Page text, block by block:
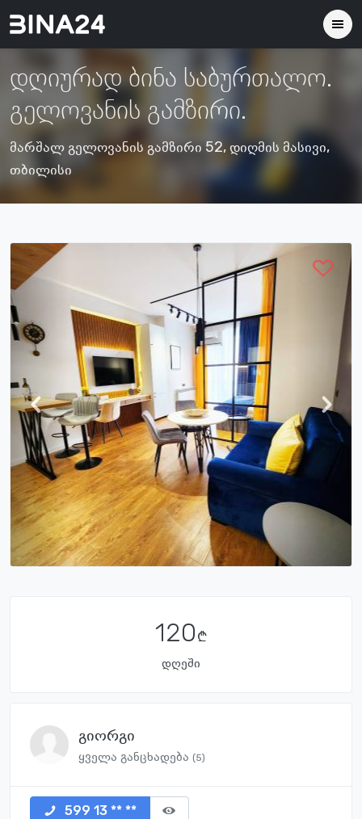
დღიურად ბინა საბურთალო.
გელოვანის გამზირი.
მარშალ გელოვანის გამზირი 52, დიღმის მასივი,
თბილისი
120
დღეში
გიორგი
ყველა განცხადება (5)
599 13 ** **